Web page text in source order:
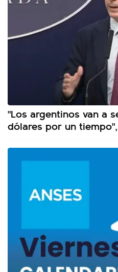
"Los argentinos van a
dólares por un